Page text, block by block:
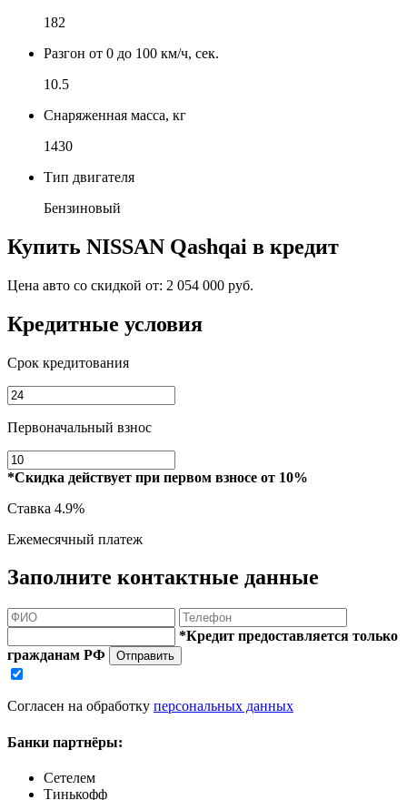
182
Разгон от 0 до 100 км/ч, сек.
10.5
Снаряженная масса, кг
1430
Тип двигателя
Бензиновый
Купить NISSAN Qashqai в кредит
Цена авто со скидкой от: 2 054 000 руб.
Кредитные условия
Срок кредитования
Первоначальный взнос
*Скидка действует при первом взносе от 10%
Ставка 4.9%
Ежемесячный платеж
Заполните контактные данные
*Кредит предоставляется только
гражданам РФ
Отправить
Согласен на обработку персональных данных
Банки партнёры:
Сетелем
Тинькофф